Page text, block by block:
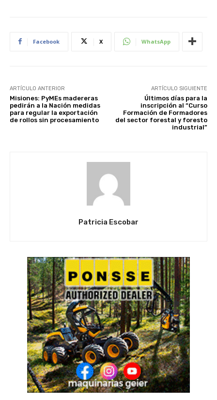
Facebook X WhatsApp
ARTÍCULO ANTERIOR
Misiones: PyMEs madereras
pedirán a la Nación medidas
para regular la exportación
de rollos sin procesamiento
ARTÍCULO SIGUIENTE
Últimos días para la
inscripción al “Curso
Formación de Formadores
del sector forestal y foresto
industrial”
Patricia Escobar